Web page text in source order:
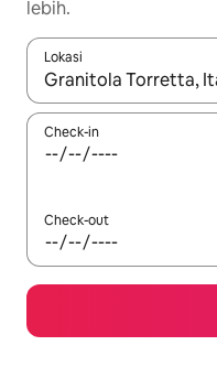
lebih.
Lokasi
Jika hasil yang dicari
Check-in
Check-out